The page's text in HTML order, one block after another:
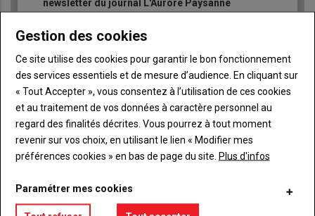
newsletter du journal L'Aurore Paysanne
Sous-
titre
Vous êtes abonné(e)
TITRE IDENTIFIEZ-VOUS
Body
Connectez-vous à votre compte pour profiter
Lien
Je m'inscrit
Gestion des cookies
Ce site utilise des cookies pour garantir le bon fonctionnement
des services essentiels et de mesure d’audience. En cliquant sur
« Tout Accepter », vous consentez à l’utilisation de ces cookies
et au traitement de vos données à caractère personnel au
regard des finalités décrites. Vous pourrez à tout moment
revenir sur vos choix, en utilisant le lien « Modifier mes
préférences cookies » en bas de page du site. Plus d'infos
Paramétrer mes cookies